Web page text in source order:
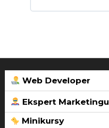
Web Developer
Ekspert Marketingu
Minikursy